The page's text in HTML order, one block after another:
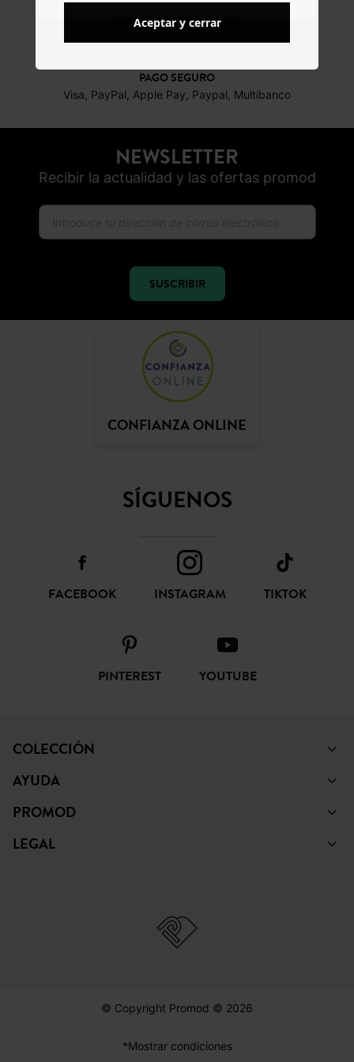
DEVOLUCIONES
posibles durante 30 días
PAGO SEGURO
Visa, PayPal, Apple Pay, Paypal, Multibanco
NEWSLETTER
Recibir la actualidad y las ofertas promod
SUSCRIBIR
CONFIANZA ONLINE
SÍGUENOS
FACEBOOK INSTAGRAM TIKTOK
PINTEREST YOUTUBE
COLECCIÓN
AYUDA
PROMOD
LEGAL
© Copyright Promod © 2026
*Mostrar condiciones
Aceptar y cerrar